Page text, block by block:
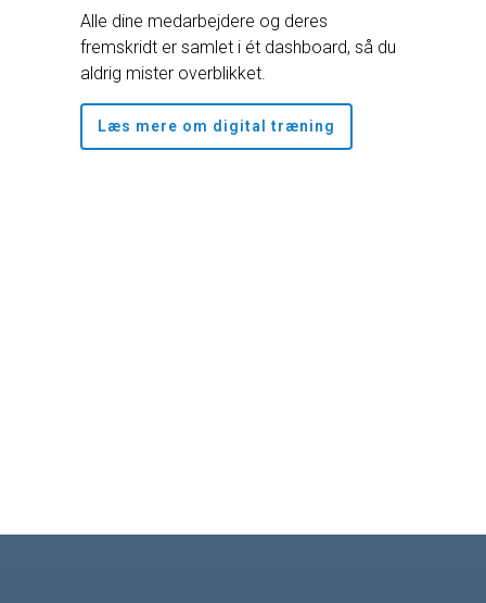
Alle dine medarbejdere og deres
fremskridt er samlet i ét dashboard, så du
aldrig mister overblikket.
Læs mere om digital træning